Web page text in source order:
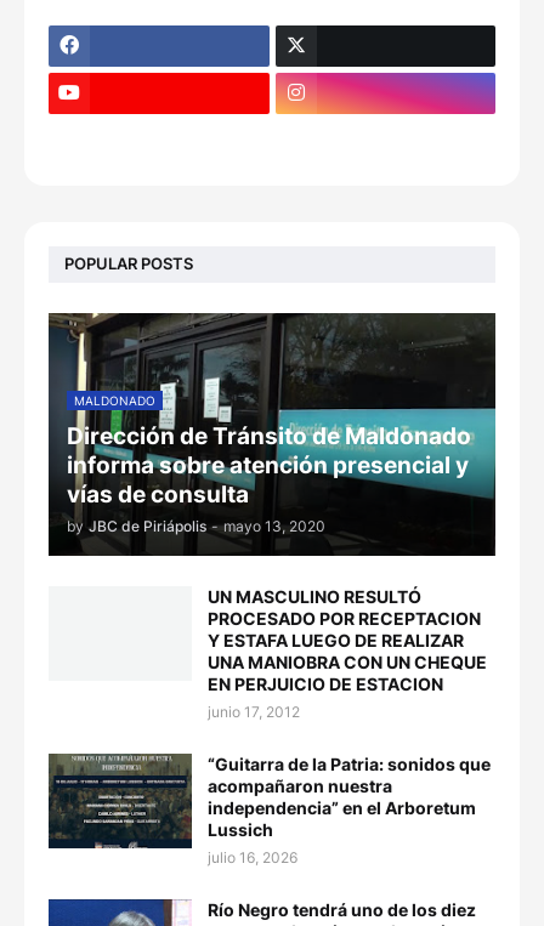
POPULAR POSTS
MALDONADO
Dirección de Tránsito de Maldonado
informa sobre atención presencial y
vías de consulta
by JBC de Piriápolis - mayo 13, 2020
UN MASCULINO RESULTÓ
PROCESADO POR RECEPTACION
Y ESTAFA LUEGO DE REALIZAR
UNA MANIOBRA CON UN CHEQUE
EN PERJUICIO DE ESTACION
junio 17, 2012
“Guitarra de la Patria: sonidos que
acompañaron nuestra
independencia” en el Arboretum
Lussich
julio 16, 2026
Río Negro tendrá uno de los diez